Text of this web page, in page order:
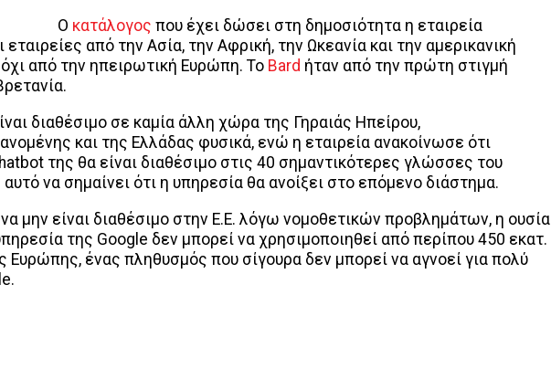
Ο κατάλογος που έχει δώσει στη δημοσιότητα η εταιρεία
εταιρείες από την Ασία, την Αφρική, την Ωκεανία και την αμερικανική
από την ηπειρωτική Ευρώπη. Το Bard ήταν από την πρώτη στιγμή
διαθέσιμο σε καμία άλλη χώρα της Γηραιάς Ηπείρου,
και της Ελλάδας φυσικά, ενώ η εταιρεία ανακοίνωσε ότι
της θα είναι διαθέσιμο στις 40 σημαντικότερες γλώσσες του
να σημαίνει ότι η υπηρεσία θα ανοίξει στο επόμενο διάστημα.
μην είναι διαθέσιμο στην Ε.Ε. λόγω νομοθετικών προβλημάτων, η ουσία
της Google δεν μπορεί να χρησιμοποιηθεί από περίπου 450 εκατ.
Ευρώπης, ένας πληθυσμός που σίγουρα δεν μπορεί να αγνοεί για πολύ